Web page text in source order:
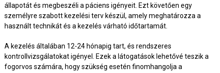
állapotát és megbeszéli a páciens igényeit. Ezt követően egy
személyre szabott kezelési terv készül, amely meghatározza a
használt technikát és a kezelés várható időtartamát.
A kezelés általában 12-24 hónapig tart, és rendszeres
kontrollvizsgálatokat igényel. Ezek a látogatások lehetővé teszik a
fogorvos számára, hogy szükség esetén finomhangolja a